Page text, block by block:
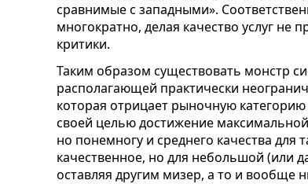
сравнимые с западными».
многократно, делая качество услуг
критики.
Таким образом существовать монстр
располагающей практически
которая отрицает рыночную
своей целью достижение
но понемногу и среднего качества
качественное, но для небольшой (или
оставляя другим мизер, а то и вообще